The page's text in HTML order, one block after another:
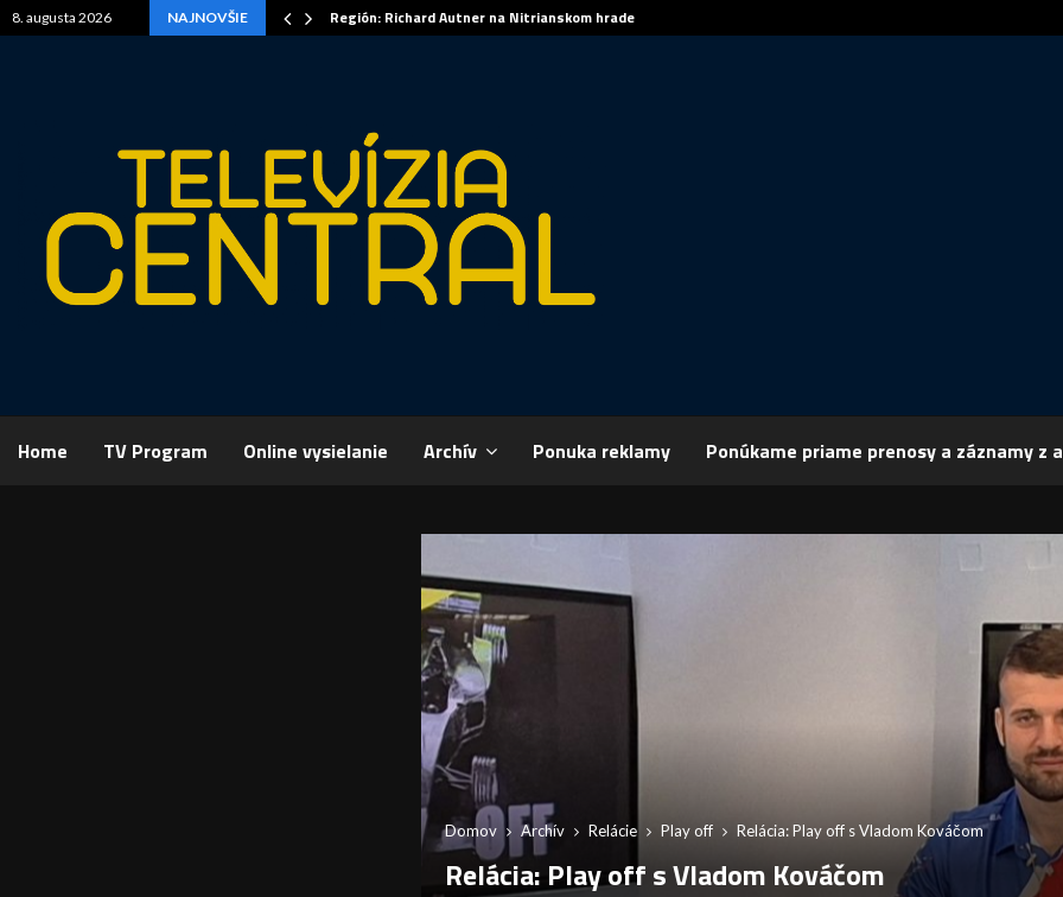
8. augusta 2026 NAJNOVŠIE Región: Richard Autner na Nitrianskom hrade
Home TV Program Online vysielanie Archív Ponuka reklamy Ponúkame priame prenosy a záznamy z
Domov Archív Relácie Play off Relácia: Play off s Vladom Kováčom
Relácia: Play off s Vladom Kováčom